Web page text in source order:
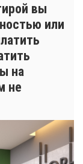
вы
или
на
не